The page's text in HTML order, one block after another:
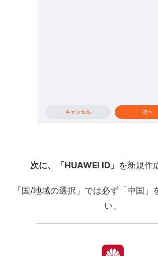
次に、「HUAWEI ID」 を新規作
「国/地域の選択」では必ず「中国」
い。